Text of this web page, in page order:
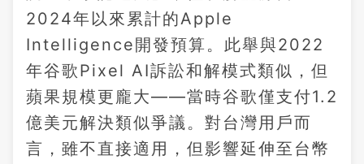
2024年以來累計的Apple
Intelligence開發預算。此舉與2022
年谷歌Pixel AI訴訟和解模式類似，但
蘋果規模更龐大——當時谷歌僅支付1.2
億美元解決類似爭議。對台灣用戶而
言，雖不直接適用，但影響延伸至台幣